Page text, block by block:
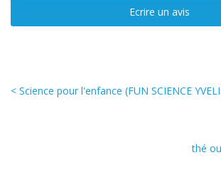
Ecrire un avis
< Science pour l'enfance (FUN SCIENCE
thé